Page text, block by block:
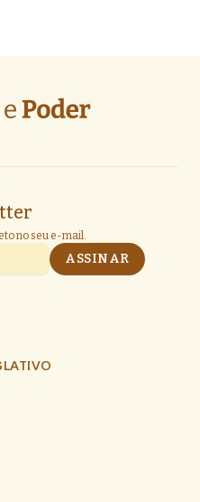
no seu e-mail.
ASSINAR